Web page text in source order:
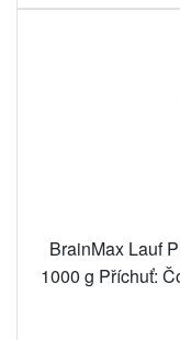
BrainMax Lauf
1000 g Příchuť: